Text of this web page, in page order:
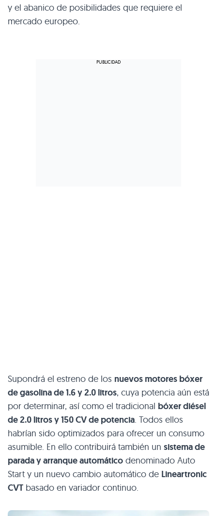
y el abanico de posibilidades que requiere el
mercado europeo.
Supondrá el estreno de los nuevos motores bóxer
de gasolina de 1.6 y 2.0 litros, cuya potencia aún está
por determinar, así como el tradicional bóxer diésel
de 2.0 litros y 150 CV de potencia. Todos ellos
habrían sido optimizados para ofrecer un consumo
asumible. En ello contribuirá también un sistema de
parada y arranque automático denominado Auto
Start y un nuevo cambio automático de Lineartronic
CVT basado en variador continuo.